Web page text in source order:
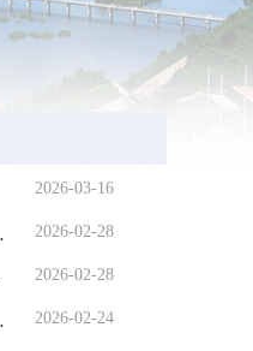
2026-03-16
2026-02-28
2026-02-28
2026-02-24